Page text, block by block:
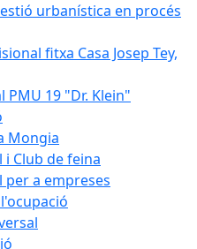
urbanística en procés
fitxa Casa Josep Tey,
PMU 19 "Dr. Klein"
Mongia
Club de feina
per a empreses